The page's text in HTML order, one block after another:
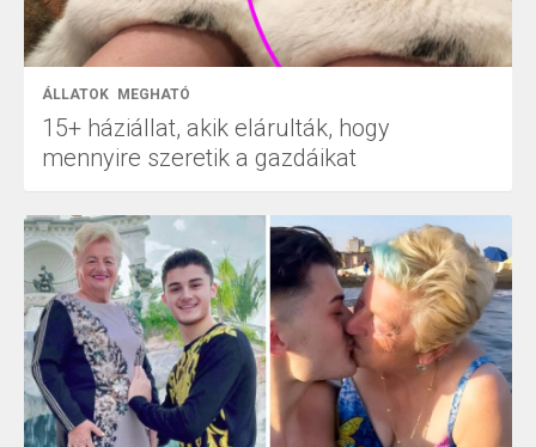
ÁLLATOK MEGHATÓ
15+ háziállat, akik elárulták, hogy
mennyire szeretik a gazdáikat